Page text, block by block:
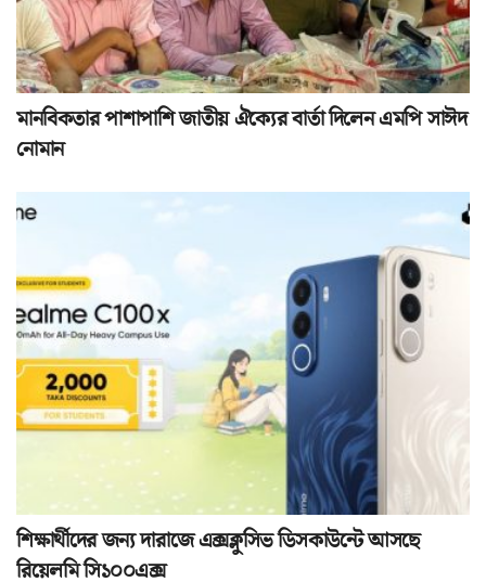
মানবিকতার পাশাপাশি জাতীয় ঐক্যের বার্তা দিলেন এমপি সাঈদ
নোমান
শিক্ষার্থীদের জন্য দারাজে এক্সক্লুসিভ ডিসকাউন্টে আসছে
রিয়েলমি সি১০০এক্স